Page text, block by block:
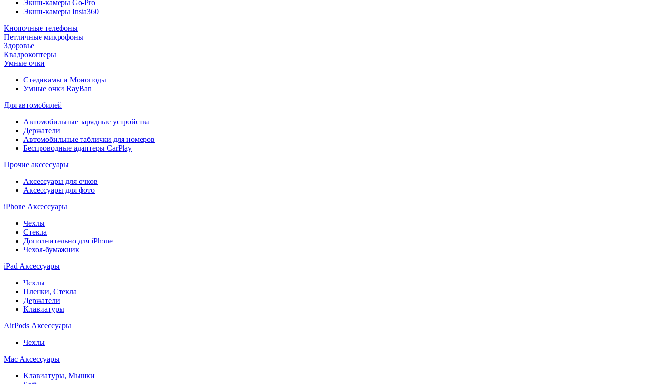
Экшн-камеры Go-Pro
Экшн-камеры Insta360
Кнопочные телефоны
Петличные микрофоны
Здоровье
Квадрокоптеры
Умные очки
Стедикамы и Моноподы
Умные очки RayBan
Для автомобилей
Автомобильные зарядные устройства
Держатели
Автомобильные таблички для номеров
Беспроводные адаптеры CarPlay
Прочие акссесуары
Аксессуары для очков
Аксессуары для фото
iPhone Аксессуары
Чехлы
Стекла
Дополнительно для iPhone
Чехол-бумажник
iPad Аксессуары
Чехлы
Пленки, Стекла
Держатели
Клавиатуры
AirPods Аксессуары
Чехлы
Mac Аксессуары
Клавиатуры, Мышки